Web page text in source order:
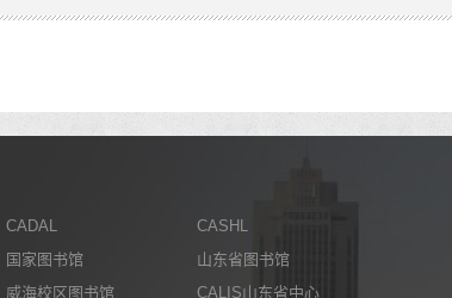
CADAL
CASHL
国家图书馆
山东省图书馆
威海校区图书馆 CALIS山东省中心